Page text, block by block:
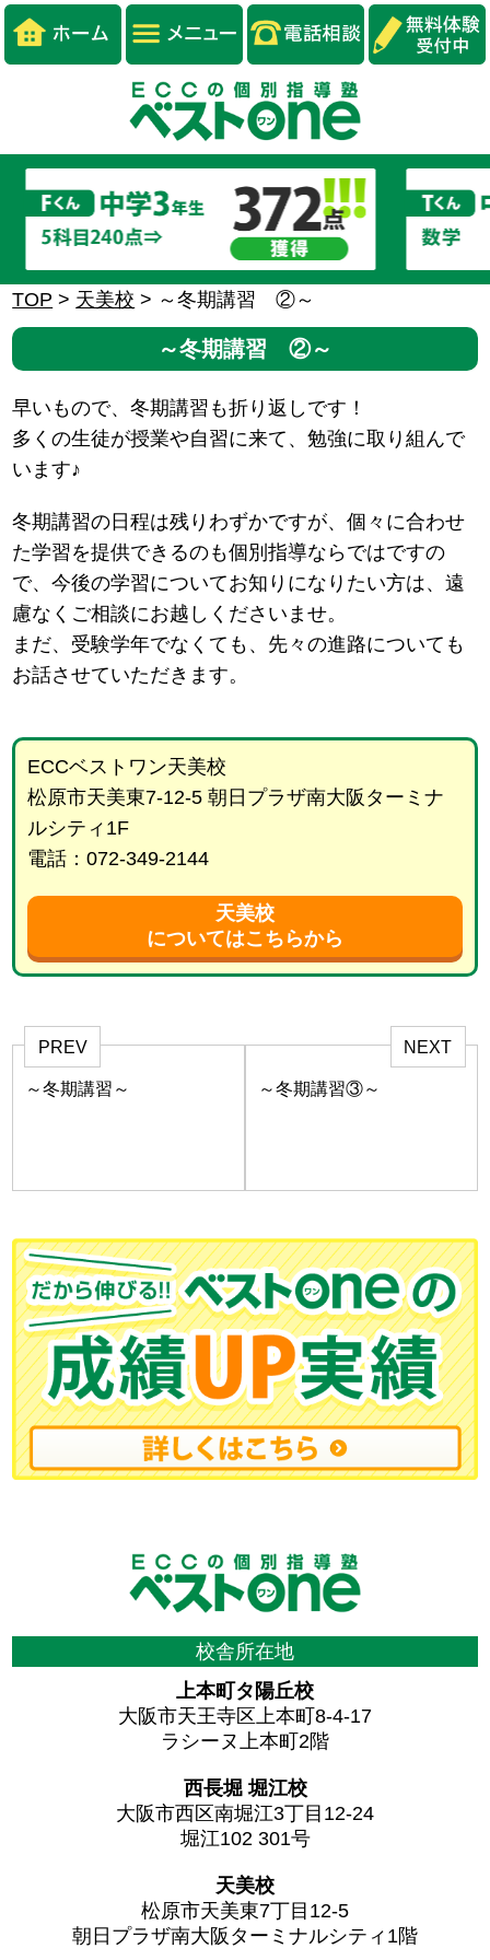
TOP > 天美校 > ～冬期講習 ②～
～冬期講習 ②～
早いもので、冬期講習も折り返しです！
多くの生徒が授業や自習に来て、勉強に取り組んで
います♪
冬期講習の日程は残りわずかですが、個々に合わせ
た学習を提供できるのも個別指導ならではですの
で、今後の学習についてお知りになりたい方は、遠
慮なくご相談にお越しくださいませ。
まだ、受験学年でなくても、先々の進路についても
お話させていただきます。
ECCベストワン天美校
松原市天美東7-12-5 朝日プラザ南大阪ターミナ
ルシティ1F
電話：072-349-2144
天美校
についてはこちらから
PREV
～冬期講習～
NEXT
～冬期講習③～
校舎所在地
上本町タ陽丘校
大阪市天王寺区上本町8-4-17
ラシーヌ上本町2階
西長堀 堀江校
大阪市西区南堀江3丁目12-24
堀江102 301号
天美校
松原市天美東7丁目12-5
朝日プラザ南大阪ターミナルシティ1階